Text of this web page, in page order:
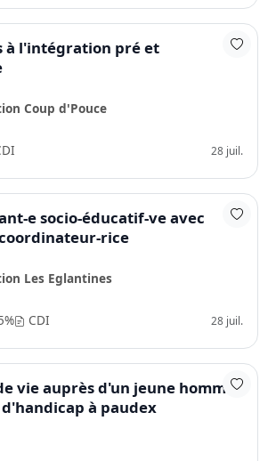
à l'intégration pré et
Coup d'Pouce
28 juil.
e socio-éducatif-ve avec
rice
Les Eglantines
CDI 28 juil.
vie auprès d'un jeune homme
à paudex